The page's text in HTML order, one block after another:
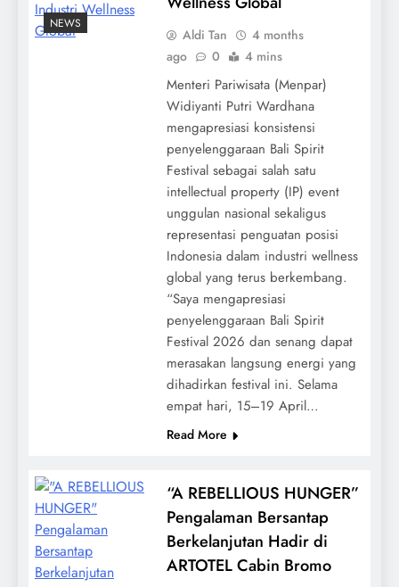
NEWS
Aldi Tan
4 months
ago
0 4 mins
Menteri Pariwisata (Menpar)
Widiyanti Putri Wardhana
mengapresiasi konsistensi
penyelenggaraan Bali Spirit
Festival sebagai salah satu
intellectual property (IP) event
unggulan nasional sekaligus
representasi penguatan posisi
Indonesia dalam industri wellness
global yang terus berkembang.
“Saya mengapresiasi
penyelenggaraan Bali Spirit
Festival 2026 dan senang dapat
merasakan langsung energi yang
dihadirkan festival ini. Selama
empat hari, 15–19 April…
Read More
“A REBELLIOUS HUNGER”
Pengalaman Bersantap
Berkelanjutan Hadir di
ARTOTEL Cabin Bromo